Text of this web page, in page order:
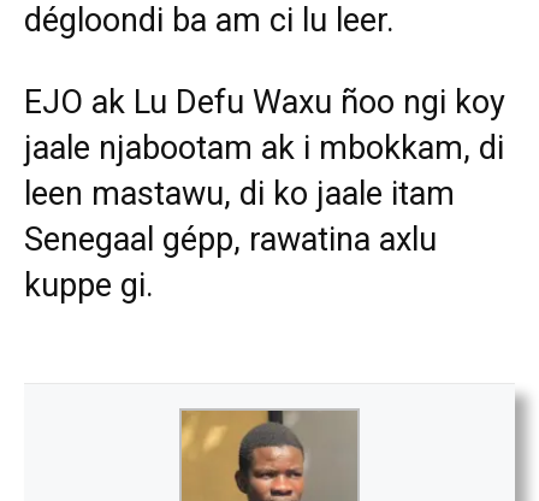
dégloondi ba am ci lu leer.
EJO ak Lu Defu Waxu ñoo ngi koy
jaale njabootam ak i mbokkam, di
leen mastawu, di ko jaale itam
Senegaal gépp, rawatina axlu
kuppe gi.